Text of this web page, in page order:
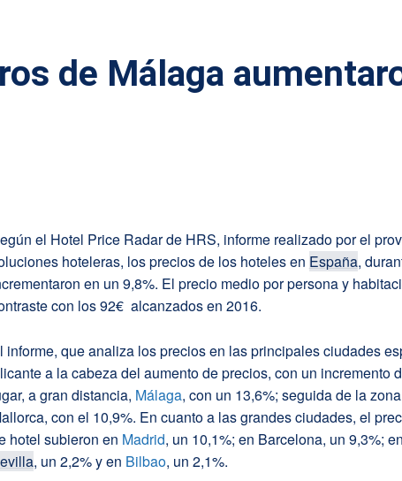
de Málaga
el Hotel Price Radar de HRS, informe realizado por el
hoteleras, los precios de los hoteles en España,
en un 9,8%. El precio medio por persona y
con los 92€ alcanzados en 2016.
informe, que analiza los precios en las principales ciudades
a la cabeza del aumento de precios, con un incremento
a gran distancia, Málaga, con un 13,6%; seguida de la
con el 10,9%. En cuanto a las grandes ciudades, el
hotel subieron en Madrid, un 10,1%; en Barcelona, un 9,3%;
, un 2,2% y en Bilbao, un 2,1%.